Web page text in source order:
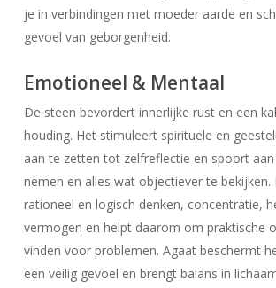
je in verbindingen met moeder aarde en
gevoel van geborgenheid.
Emotioneel & Mentaal
De steen bevordert innerlijke rust en een
houding. Het stimuleert spirituele en
aan te zetten tot zelfreflectie en spoort
nemen en alles wat objectiever te bekijken.
rationeel en logisch denken, concentratie,
vermogen en helpt daarom om praktische
vinden voor problemen. Agaat beschermt
een veilig gevoel en brengt balans in